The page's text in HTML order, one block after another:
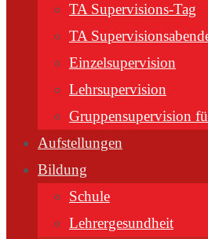
TA Supervisions-Tag
TA
Einzelsupervision
Lehrsupervision
Gruppensupervision
Aufstellungen
Bildung
Schule
Lehrergesundheit